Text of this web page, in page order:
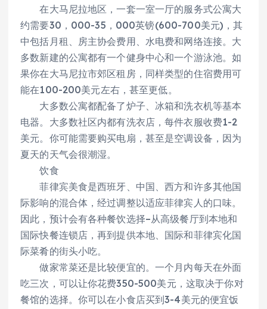
在大马尼拉地区，一套一室一厅的服务式公寓大
约需要30，000-35，000英镑(600-700美元)，其
中包括月租、房主协会费用、水电费和网络连接。大
多数新建的公寓都有一个健身中心和一个游泳池。如
果你在大马尼拉市郊区租房，同样类型的住宿费用可
能在100-200美元左右，甚至更低。
大多数公寓都配备了炉子、冰箱和洗衣机等基本
电器。大多数社区内都有洗衣店，每件衣服收费1-2
美元。你可能需要购买电扇，甚至是空调设备，因为
夏天的天气会很潮湿。
饮食
菲律宾美食是西班牙、中国、西方和许多其他国
际影响的混合体，经过调整以适应菲律宾人的口味。
因此，预计会有各种餐饮选择–从高级餐厅到本地和
国际快餐连锁店，再到提供本地、国际和菲律宾化国
际菜肴的街头小吃。
做家常菜还是比较便宜的。一个月内每天在外面
吃三次，可以让你花费350-500美元，这取决于你对
餐馆的选择。你可以在小食店买到3-4美元的便宜饭